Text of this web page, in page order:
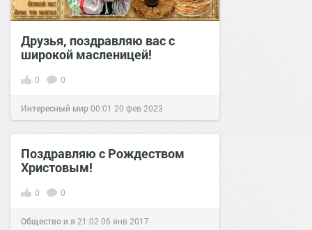
Друзья, поздравляю вас с
широкой масленицей!
0 0
Интересный мир00:01 20 фев 2023
Поздравляю с Рождеством
Христовым!
0 0
Общество и я 21:02 06 янв 2017